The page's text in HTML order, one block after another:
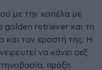
με την κοπέλα με
golden retriever και τη
και τον εραστή της. Η
να κάνει σεξ
πράξη